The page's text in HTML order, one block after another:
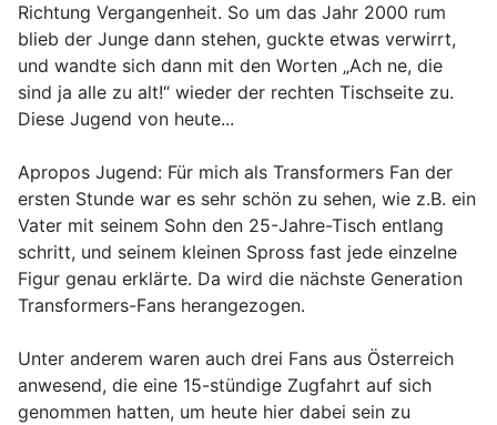
Richtung Vergangenheit. So um das Jahr 2000 rum
blieb der Junge dann stehen, guckte etwas verwirrt,
und wandte sich dann mit den Worten „Ach ne, die
sind ja alle zu alt!“ wieder der rechten Tischseite zu.
Diese Jugend von heute...
Apropos Jugend: Für mich als Transformers Fan der
ersten Stunde war es sehr schön zu sehen, wie z.B. ein
Vater mit seinem Sohn den 25-Jahre-Tisch entlang
schritt, und seinem kleinen Spross fast jede einzelne
Figur genau erklärte. Da wird die nächste Generation
Transformers-Fans herangezogen.
Unter anderem waren auch drei Fans aus Österreich
anwesend, die eine 15-stündige Zugfahrt auf sich
genommen hatten, um heute hier dabei sein zu